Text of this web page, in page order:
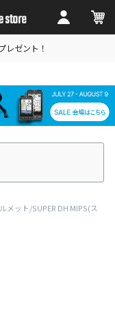
レゼント！
メット/SUPER DH MIPS(ス